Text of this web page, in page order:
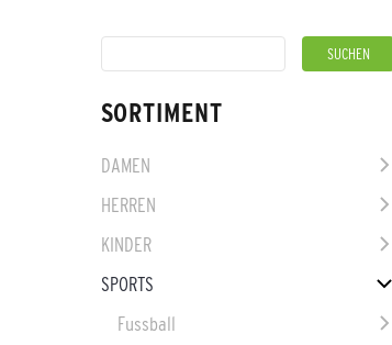
SORTIMENT
DAMEN
HERREN
KINDER
SPORTS
Fussball